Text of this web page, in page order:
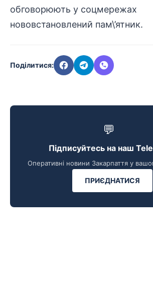
обговорюють у соцмережах
нововстановлений пам\’ятник.
Поділитися:
💬
Підписуйтесь на наш
Оперативні новини Закарпаття у
ПРИЄДНАТИСЯ